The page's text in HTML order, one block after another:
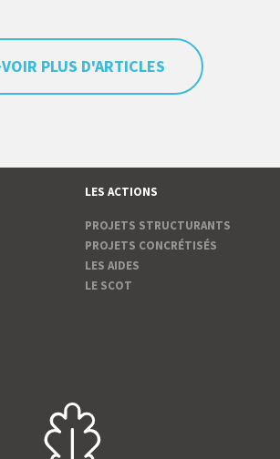
VOIR PLUS D'ARTICLES
LES ACTIONS
PROJETS STRUCTURANTS
PROJETS CONCRÉTISÉS
LES AIDES
LE SCOT